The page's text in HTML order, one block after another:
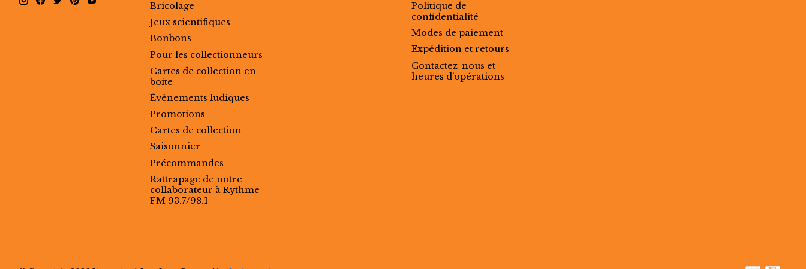
Bricolage
Jeux scientifiques
Bonbons
Pour les collectionneurs
Cartes de collection en
boite
Évènements ludiques
Promotions
Cartes de collection
Saisonnier
Précommandes
Rattrapage de notre
collaborateur à Rythme
FM 93.7/98.1
Politique de
confidentialité
Modes de paiement
Expédition et retours
Contactez-nous et
heures d’opérations